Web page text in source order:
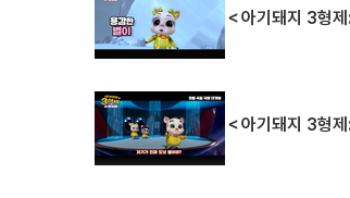
＜아기돼지 3형
＜아기돼지 3형